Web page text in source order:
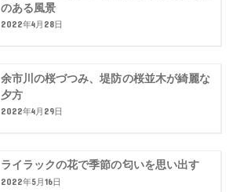
のある風景
2022年4月28日
余市川の桜づつみ、堤防の桜並木が綺麗な
夕方
2022年4月29日
ライラックの花で季節の匂いを思い出す
2022年5月16日